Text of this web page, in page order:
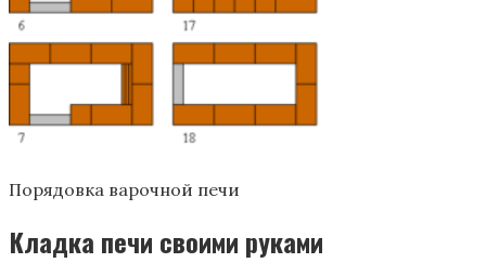
Порядовка варочной печи
Кладка печи своими руками